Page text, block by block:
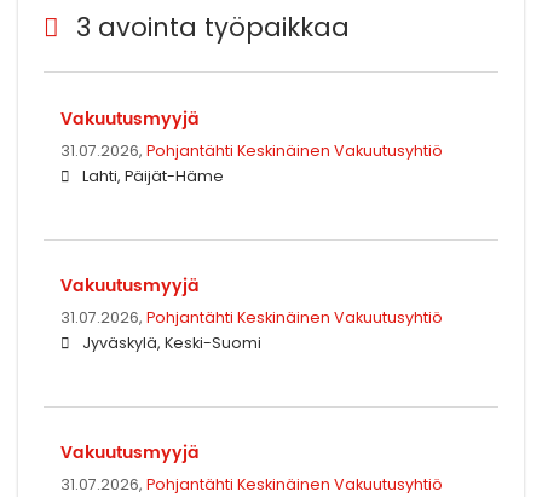
3 avointa työpaikkaa
Vakuutusmyyjä
31.07.2026, Pohjantähti Keskinäinen Vakuutusyhtiö
Lahti, Päijät-Häme
Vakuutusmyyjä
31.07.2026, Pohjantähti Keskinäinen Vakuutusyhtiö
Jyväskylä, Keski-Suomi
Vakuutusmyyjä
31.07.2026, Pohjantähti Keskinäinen Vakuutusyhtiö